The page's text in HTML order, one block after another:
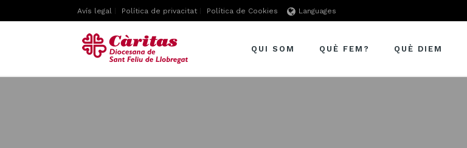
Avís legal Política de privacitat Política de Cookies Languages
QUI SOM QUÈ FEM? QUÈ DIEM